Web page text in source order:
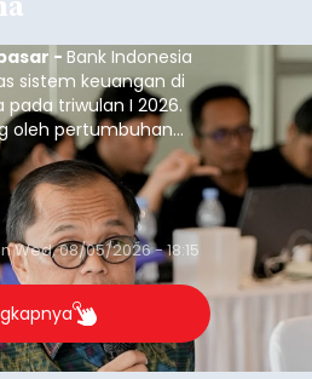
- Bank Indonesia
sistem keuangan di
pada triwulan I 2026.
oleh pertumbuhan
positif, terutama
penggerak ekonomi
yang tetap
Wed, 08/05/2026 - 18:15